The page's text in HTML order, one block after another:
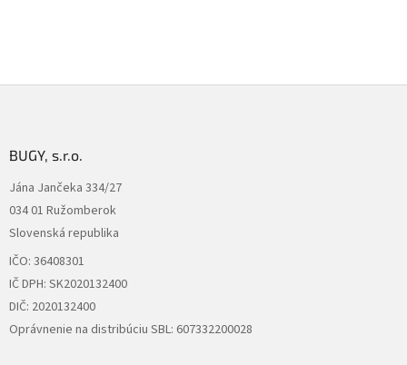
BUGY, s.r.o.
Jána Jančeka 334/27
034 01 Ružomberok
Slovenská republika
IČO: 36408301
IČ DPH: SK2020132400
DIČ: 2020132400
Oprávnenie na distribúciu SBL: 607332200028